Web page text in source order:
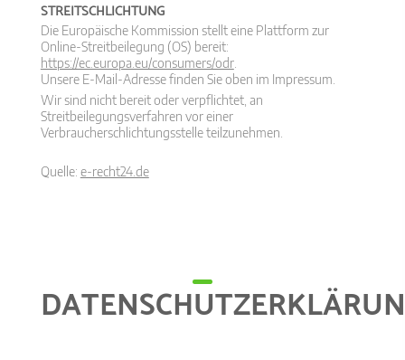
STREITSCHLICHTUNG
Die Europäische Kommission stellt eine Plattform zur
Online-Streitbeilegung (OS) bereit:
https://ec.europa.eu/consumers/odr.
Unsere E-Mail-Adresse finden Sie oben im Impressum.
Wir sind nicht bereit oder verpflichtet, an
Streitbeilegungsverfahren vor einer
Verbraucherschlichtungsstelle teilzunehmen.
Quelle: e-recht24.de